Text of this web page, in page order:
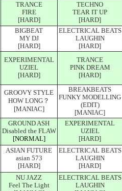
TRANCE
FIRE
[HARD]
TECHNO
TEAR IT UP
[HARD]
BIGBEAT
MY DJ
[HARD]
ELECTRICAL BEATS
LAUGHIN
[HARD]
EXPERIMENTAL
UZIEL
[HARD]
TRANCE
PINK DREAM
[HARD]
GROOVY STYLE
HOW LONG？
[MANIAC]
BREAKBEATS
FUNKY MODELLING
(EDIT)
[MANIAC]
GROUND ASH
Disabled the FLAW
[NORMAL]
EXPERIMENTAL
UZIEL
[HARD]
ASIAN FUTURE
asian 573
[HARD]
ELECTRICAL BEATS
LAUGHIN
[HARD]
NU JAZZ
Feel The Light
ELECTRICAL BEATS
LAUGHIN